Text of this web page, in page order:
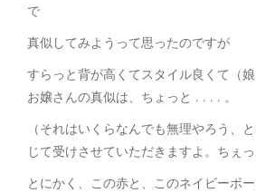
で
真似してみようって思ったのですが
すらっと背が高くてスタイル良くて（
お嬢さんの真似は、ちょっと . . . . 。
（それはいくらなんでも無理やろう、
じて受けさせていただきますよ。ちぇっ
とにかく、この赤と、このネイビーボ